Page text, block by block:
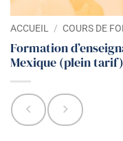
ACCUEIL / COURS DE
Formation
Mexique (plein tarif)